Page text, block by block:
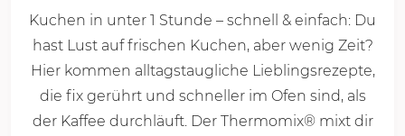
Kuchen in unter 1 Stunde – schnell & einfach: Du
hast Lust auf frischen Kuchen, aber wenig Zeit?
Hier kommen alltagstaugliche Lieblingsrezepte,
die fix gerührt und schneller im Ofen sind, als
der Kaffee durchläuft. Der Thermomix® mixt dir